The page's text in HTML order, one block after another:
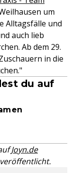
um
Alltagsfälle und
auch lieb
Ab dem 29.
in die
du auf
Joyn.de